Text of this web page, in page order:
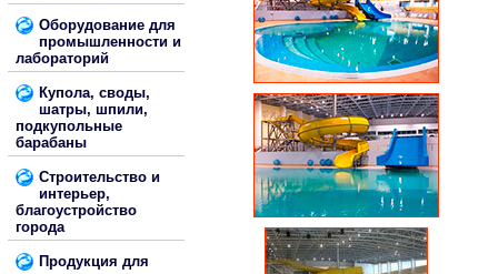
Оборудование для
промышленности и
лабораторий
Купола, своды,
шатры, шпили,
подкупольные
барабаны
Строительство и
интерьер,
благоустройство
города
Продукция для